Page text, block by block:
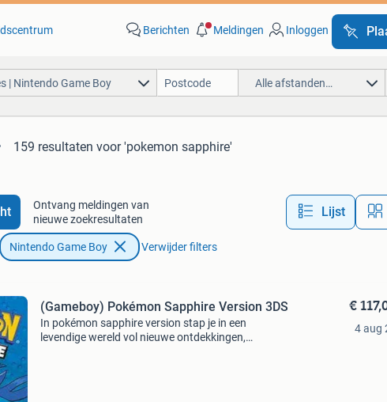
Berichten Meldingen Inloggen
| Nintendo Game Boy Alle afstanden…
159 resultaten voor 'pokemon sapphire'
Ontvang meldingen van
nieuwe zoekresultaten
Lijst
Nintendo Game Boy Verwijder filters
(Gameboy) Pokémon Sapphire Version 3DS
In pokémon sapphire version stap je in een
levendige wereld vol nieuwe ontdekkingen,
€
4 aug